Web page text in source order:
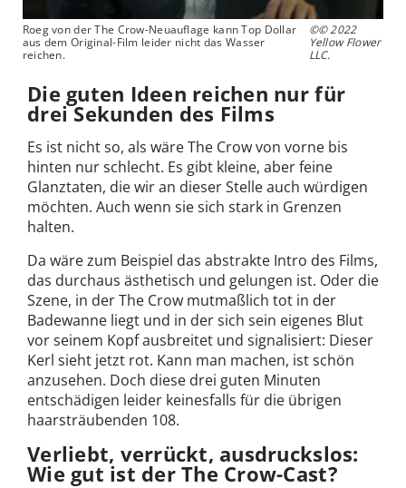
Roeg von der The Crow-Neuauflage kann Top Dollar
aus dem Original-Film leider nicht das Wasser
reichen.
©© 2022
Yellow Flower
LLC.
Die guten Ideen reichen nur für
drei Sekunden des Films
Es ist nicht so, als wäre The Crow von vorne bis
hinten nur schlecht. Es gibt kleine, aber feine
Glanztaten, die wir an dieser Stelle auch würdigen
möchten. Auch wenn sie sich stark in Grenzen
halten.
Da wäre zum Beispiel das abstrakte Intro des Films,
das durchaus ästhetisch und gelungen ist. Oder die
Szene, in der The Crow mutmaßlich tot in der
Badewanne liegt und in der sich sein eigenes Blut
vor seinem Kopf ausbreitet und signalisiert: Dieser
Kerl sieht jetzt rot. Kann man machen, ist schön
anzusehen. Doch diese drei guten Minuten
entschädigen leider keinesfalls für die übrigen
haarsträubenden 108.
Verliebt, verrückt, ausdruckslos:
Wie gut ist der The Crow-Cast?